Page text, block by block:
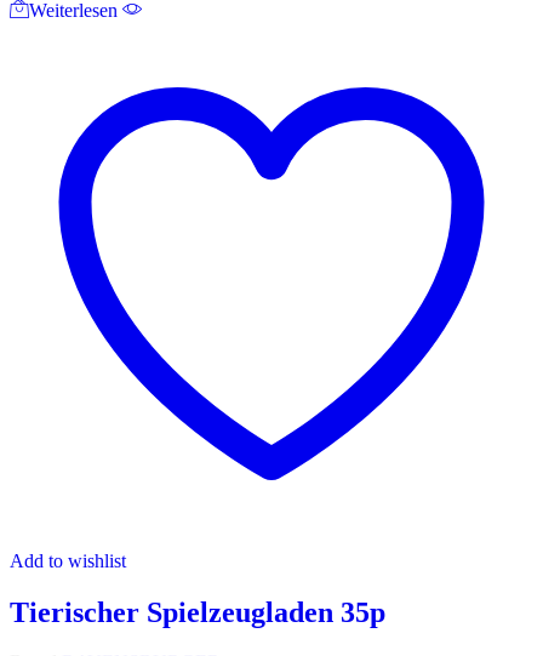
Weiterlesen
Add to wishlist
Tierischer Spielzeugladen 35p